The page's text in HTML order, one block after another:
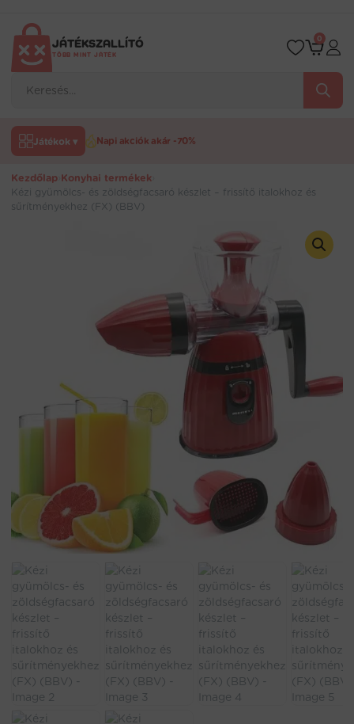
tartalomraJÁTÉKSZALLÍTÓ
TÖBB MINT JÁTÉK
search
0
Játékok ▾ Napi akciók akár -70%
Kezdőlap Konyhai termékek
Kézi gyümölcs- és zöldségfacsaró készlet – frissítő italokhoz és
sűrítményekhez (FX) (BBV)